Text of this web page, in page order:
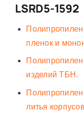
LSRD5-1592
пленок и
изделий ТБН.
литья